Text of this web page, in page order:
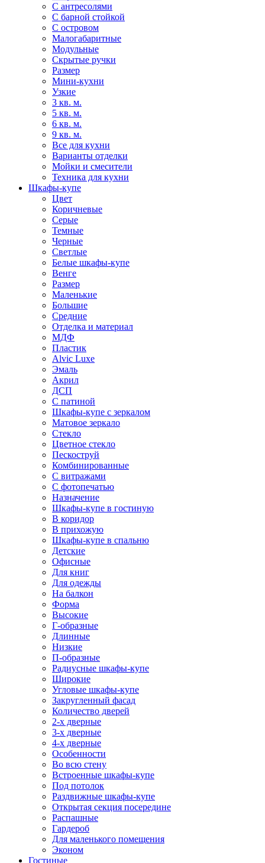
С антресолями
С барной стойкой
С островом
Малогабаритные
Модульные
Скрытые ручки
Размер
Мини-кухни
Узкие
3 кв. м.
5 кв. м.
6 кв. м.
9 кв. м.
Все для кухни
Варианты отделки
Мойки и смесители
Техника для кухни
Шкафы-купе
Цвет
Коричневые
Серые
Темные
Черные
Светлые
Белые шкафы-купе
Венге
Размер
Маленькие
Большие
Средние
Отделка и материал
МДФ
Пластик
Alvic Luxe
Эмаль
Акрил
ДСП
С патиной
Шкафы-купе с зеркалом
Матовое зеркало
Стекло
Цветное стекло
Пескоструй
Комбинированные
С витражами
С фотопечатью
Назначение
Шкафы-купе в гостиную
В коридор
В прихожую
Шкафы-купе в спальню
Детские
Офисные
Для книг
Для одежды
На балкон
Форма
Высокие
Г-образные
Длинные
Низкие
П-образные
Радиусные шкафы-купе
Широкие
Угловые шкафы-купе
Закругленный фасад
Количество дверей
2-х дверные
3-х дверные
4-х дверные
Особенности
Во всю стену
Встроенные шкафы-купе
Под потолок
Раздвижные шкафы-купе
Открытая секция посередине
Распашные
Гардероб
Для маленького помещения
Эконом
Гостиные